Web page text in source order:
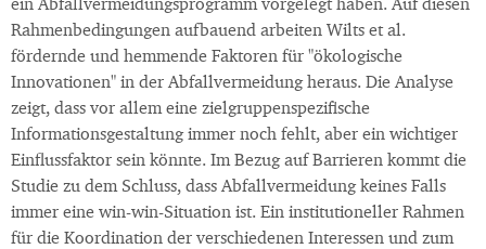
ein Abfallvermeidungsprogramm vorgelegt haben. Auf diesen
Rahmenbedingungen aufbauend arbeiten Wilts et al.
fördernde und hemmende Faktoren für "ökologische
Innovationen" in der Abfallvermeidung heraus. Die Analyse
zeigt, dass vor allem eine zielgruppenspezifische
Informationsgestaltung immer noch fehlt, aber ein wichtiger
Einflussfaktor sein könnte. Im Bezug auf Barrieren kommt die
Studie zu dem Schluss, dass Abfallvermeidung keines Falls
immer eine win-win-Situation ist. Ein institutioneller Rahmen
für die Koordination der verschiedenen Interessen und zum